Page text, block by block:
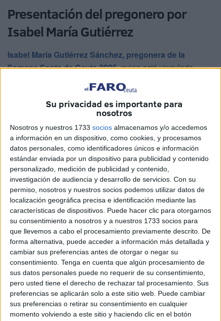
Su privacidad es importante para
nosotros
Nosotros y nuestros 1733 socios almacenamos y/o accedemos
a información en un dispositivo, como cookies, y procesamos
datos personales, como identificadores únicos e información
estándar enviada por un dispositivo para publicidad y contenido
personalizado, medición de publicidad y contenido,
investigación de audiencia y desarrollo de servicios. Con su
permiso, nosotros y nuestros socios podemos utilizar datos de
localización geográfica precisa e identificación mediante las
características de dispositivos. Puede hacer clic para otorgarnos
su consentimiento a nosotros y a nuestros 1733 socios para
que llevemos a cabo el procesamiento previamente descrito. De
forma alternativa, puede acceder a información más detallada y
cambiar sus preferencias antes de otorgar o negar su
consentimiento. Tenga en cuenta que algún procesamiento de
sus datos personales puede no requerir de su consentimiento,
pero usted tiene el derecho de rechazar tal procesamiento. Sus
preferencias se aplicarán solo a este sitio web. Puede cambiar
sus preferencias o retirar su consentimiento en cualquier
momento volviendo a este sitio y haciendo clic en el botón
Presentación del pregonero por
Isabel María Gutiérrez
Isabel María Gutiérrez Sánchez, pregonera de la
Semana Santa de Ceuta 2025, quien está vinculada
estrechamente a la hermandad del Valle, ha sido la
encargada de presentar al pregonero “de nuestra semana
“Quiero dirigirme a ti con estas palabras del señor: ‘No
temas, yo estaré junto a ti el resto de los tiempos’”. Con
esta frase, esperaba que sintiera seguridad durante su
pregón para que Ceuta entera“vea la Semana Santa a
través de tus ojos”.
Además, Gutiérrez ha hecho un recorrido por la vida de
Adán del Campo, poniendo en valor que “su camino por
las hermandades y cofradías no es corto a pesar de su
corta edad. Pertenece a la hermandad de la Amargura.
Ha pertenecido a la Junta de Gobierno de esta hermandad
y actualmente viste con sus manos a nuestro padre Jesús
Caído”.
“Otra devoción por la que suspira y a la que también
pertenece es la Real Hermandad de Nuestra Señora del